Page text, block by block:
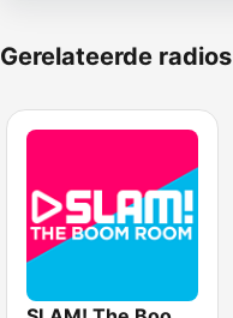
Gerelateerde radios